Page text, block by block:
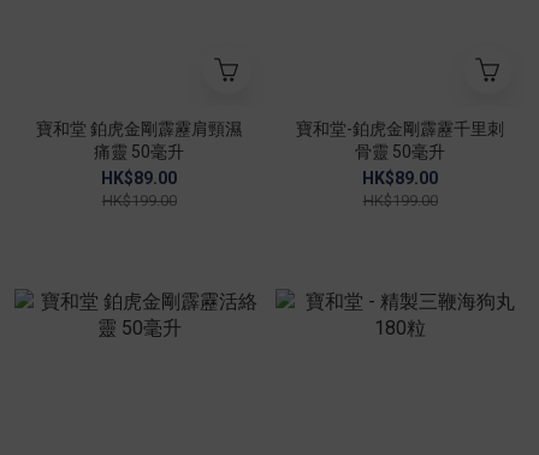
寶和堂 鉑虎金剛霹靂肩頸濕
痛靈 50毫升
HK$89.00
HK$199.00
寶和堂-鉑虎金剛霹靂千里刺
骨靈 50毫升
HK$89.00
HK$199.00